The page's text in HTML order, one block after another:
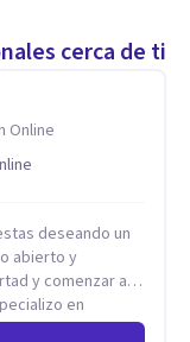
cerca de ti
Online
deseando un
abierto y
y comenzar a